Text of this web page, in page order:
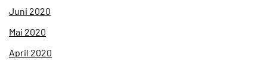
Juni 2020
Mai 2020
April 2020